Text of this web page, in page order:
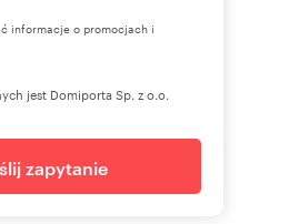
informacje o promocjach i
jest Domiporta Sp. z o.o.
zapytanie